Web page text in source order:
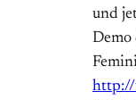
und
Demo
http://